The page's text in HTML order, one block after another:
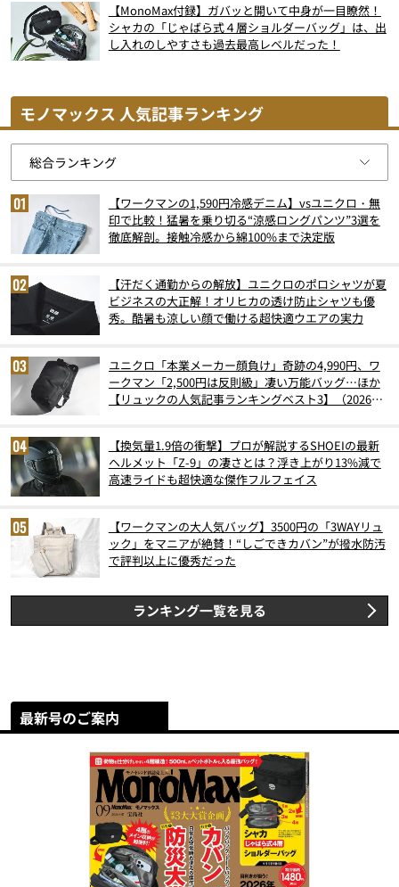
【MonoMax付録】ガバッと開いて中身が一目瞭然！
シャカの「じゃばら式４層ショルダーバッグ」は、出
し入れのしやすさも過去最高レベルだった！
モノマックス 人気記事ランキング
【ワークマンの1,590円冷感デニム】vsユニクロ・無
印で比較！猛暑を乗り切る“涼感ロングパンツ”3選を
徹底解剖。接触冷感から綿100%まで決定版
【汗だく通勤からの解放】ユニクロのポロシャツが夏
ビジネスの大正解！オリヒカの透け防止シャツも優
秀。酷暑も涼しい顔で働ける超快適ウエアの実力
ユニクロ「本業メーカー顔負け」奇跡の4,990円、ワ
ークマン「2,500円は反則級」凄い万能バッグ…ほか
【リュックの人気記事ランキングベスト3】（2026年
【換気量1.9倍の衝撃】プロが解説するSHOEIの最新
ヘルメット「Z-9」の凄さとは？浮き上がり13%減で
高速ライドも超快適な傑作フルフェイス
【ワークマンの大人気バッグ】3500円の「3WAYリュ
ック」をマニアが絶賛！“しごできカバン”が撥水防汚
で評判以上に優秀だった
ランキング一覧を見る
最新号のご案内